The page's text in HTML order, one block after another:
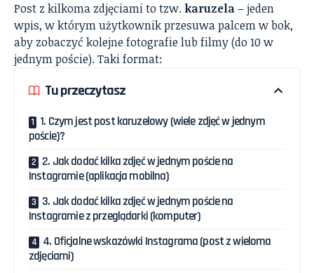
Post z kilkoma zdjęciami to tzw. karuzela– jeden
wpis, w którym użytkownik przesuwa palcem w bok,
aby zobaczyć kolejne fotografie lub filmy (do 10 w
jednym poście). Taki format:
Tu przeczytasz
1. Czym jest post karuzelowy (wiele zdjęć w jednym
poście)?
2. Jak dodać kilka zdjęć w jednym poście na
Instagramie (aplikacja mobilna)
3. Jak dodać kilka zdjęć w jednym poście na
Instagramie z przeglądarki (komputer)
4. Oficjalne wskazówki Instagrama (post z wieloma
zdjęciami)